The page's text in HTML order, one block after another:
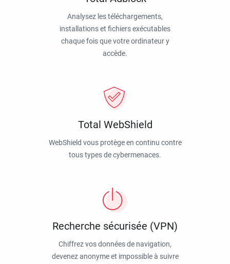
Analysez les téléchargements,
installations et fichiers exécutables
chaque fois que votre ordinateur y
accède.
Total WebShield
WebShield vous protège en continu contre
tous types de cybermenaces.
Recherche sécurisée (VPN)
Chiffrez vos données de navigation,
devenez anonyme et impossible à suivre